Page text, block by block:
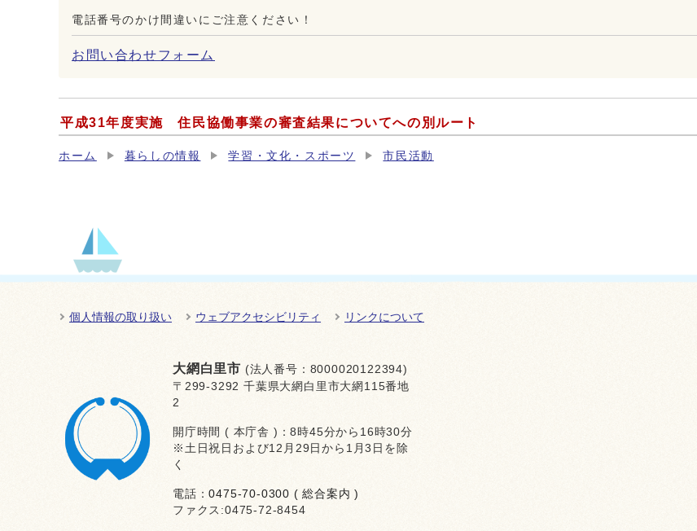
電話番号のかけ間違いにご注意ください！
お問い合わせフォーム
平成31年度実施 住民協働事業の審査結果についてへの別ルート
ホーム 暮らしの情報 学習・文化・スポーツ 市民活動
個人情報の取り扱い ウェブアクセシビリティ リンクについて
大網白里市 (法人番号：8000020122394)
〒299-3292 千葉県大網白里市大網115番地
2
開庁時間 ( 本庁舎 )：8時45分から16時30分
※土日祝日および12月29日から1月3日を除
く
電話：0475-70-0300 ( 総合案内 )
ファクス:0475-72-8454